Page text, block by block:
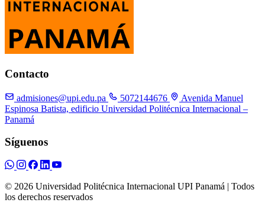
Contacto
admisiones@upi.edu.pa 5072144676
Avenida Manuel
Espinosa Batista, edificio Universidad Politécnica Internacional –
Panamá
Síguenos
© 2026 Universidad Politécnica Internacional UPI Panamá | Todos
los derechos reservados